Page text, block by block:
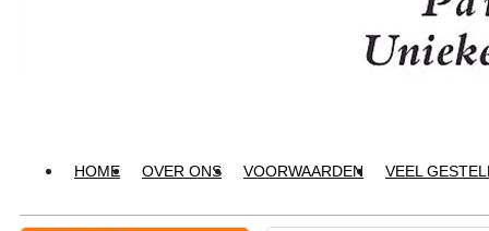
HOME OVER ONS VOORWAARDEN VEEL